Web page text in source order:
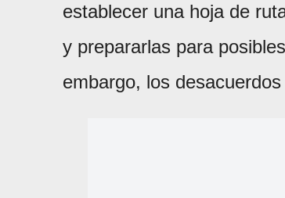
establecer una hoja de
y prepararlas para
embargo, los